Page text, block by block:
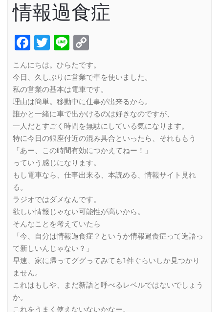
情報過食症
Facebook
Twitter
Line
Link
こんにちは。ひらたです。
今日、久しぶりに営業で車を使いました。
私の営業の基本は電車です。
理由は簡単。移動中に仕事が出来るから。
誰かと一緒に車で出かけるのは好きなのですが、
一人だとすごく時間を無駄にしている気になります。
特に今日の銀座付近の混み具合といったら、それももう
「あー、この時間有効につかえてねー！」
っていう感じになります。
もし電車なら、仕事出来る、本読める、情報サイト見れ
る。
ラジオではダメなんです。
欲しい情報じゃない可能性が高いから。
そんなことを考えていたら
「今、自分は情報過食症？というか情報過食症って造語っ
て新しいんじゃない？」
早速、家に帰ってググってみても1件ぐらいしか見つかり
ません。
これはもしや、まだ新語と呼べるレベルではないでしょう
か。
これをうまく使えないないかなー。